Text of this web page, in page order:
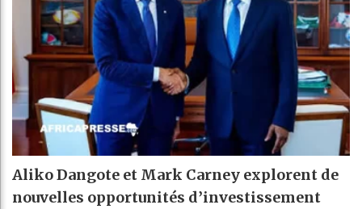
Aliko Dangote et Mark Carney explorent de
nouvelles opportunités d’investissement